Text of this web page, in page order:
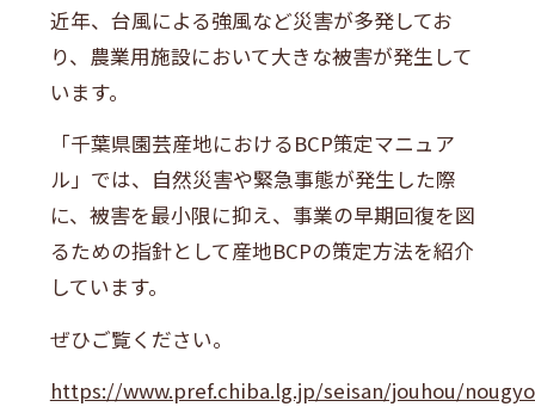
近年、台風による強風など災害が多発してお
り、農業用施設において大きな被害が発生して
います。
「千葉県園芸産地におけるBCP策定マニュア
ル」では、自然災害や緊急事態が発生した際
に、被害を最小限に抑え、事業の早期回復を図
るための指針として産地BCPの策定方法を紹介
しています。
ぜひご覧ください。
https://www.pref.chiba.lg.jp/seisan/jouhou/